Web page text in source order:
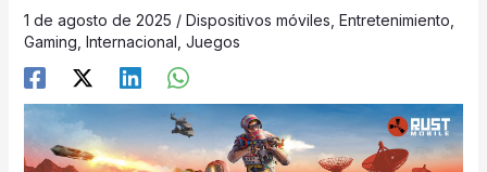
1 de agosto de 2025 / Dispositivos móviles Entretenimiento
Gaming Internacional Juegos